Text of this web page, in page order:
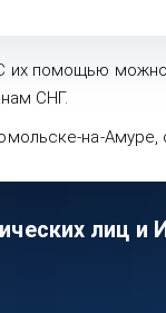
помощью
СНГ.
на-Амуре,
лиц и